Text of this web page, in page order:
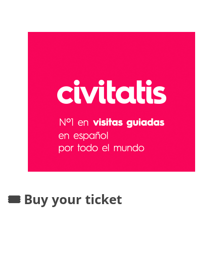
🎟️ Buy your ticket